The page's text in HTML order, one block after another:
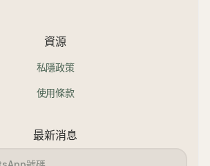
資源
私隱政策
使用條款
最新消息